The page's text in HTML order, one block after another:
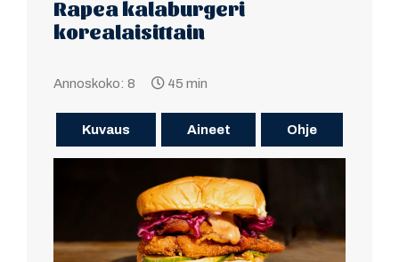
Rapea kalaburgeri
korealaisittain
Annoskoko: 8 45 min
Kuvaus Aineet Ohje